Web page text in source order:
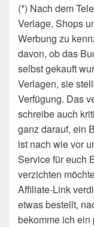
(*) Nach dem
Verlage, Shops
Werbung zu
davon, ob das
selbst gekauft
Verlagen, sie
Verfügung. Das
schreibe auch
ganz darauf, ein
ist nach wie vor
Service für euch
verzichten
Affiliate-Link
etwas bestellt,
bekomme ich ein